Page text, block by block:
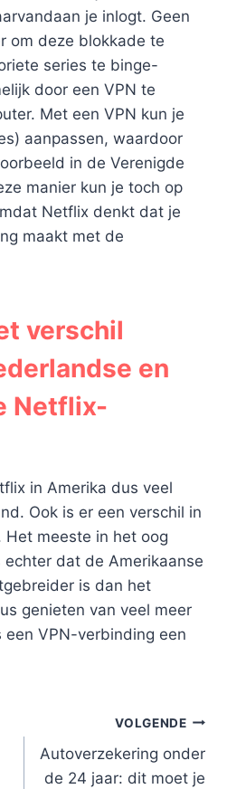
je inlogt. Geen
om deze blokkade te
series te binge-
door een VPN te
Met een VPN kun je
aanpassen, waardoor
in de Verenigde
manier kun je toch op
Netflix denkt dat je
maakt met de
verschil
en
Netflix-
in Amerika dus veel
Ook is er een verschil in
meeste in het oog
dat de Amerikaanse
is dan het
genieten van veel meer
VPN-verbinding een
VOLGENDE
Autoverzekering onder
de 24 jaar: dit moet je